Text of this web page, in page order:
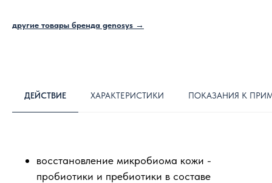
другие товары бренда genosys →
ДЕЙСТВИЕ ХАРАКТЕРИСТИКИ ПОКАЗАНИЯ К
восстановление микробиома кожи -
пробиотики и пребиотики в составе